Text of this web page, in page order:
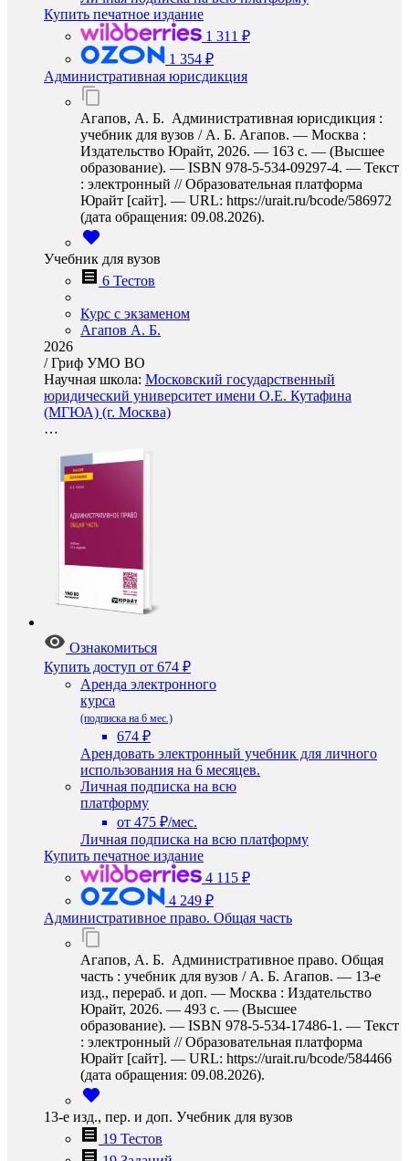
Купить печатное издание
1 311 ₽
1 354 ₽
Административная юрисдикция
Агапов, А. Б. Административная юрисдикция :
учебник для вузов / А. Б. Агапов. — Москва :
Издательство Юрайт, 2026. — 163 с. — (Высшее
образование). — ISBN 978-5-534-09297-4. — Текст
: электронный // Образовательная платформа
Юрайт [сайт]. — URL: https://urait.ru/bcode/586972
(дата обращения: 09.08.2026).
Учебник для вузов
6 Тестов
Курс с экзаменом
Агапов А. Б.
2026
/Гриф УМО ВО
Научная школа: Московский государственный
юридический университет имени О.Е. Кутафина
(МГЮА) (г. Москва)
…
Ознакомиться
Купить доступ от 674 ₽
Аренда электронного
курса
(подписка на 6 мес.)
674 ₽
Арендовать электронный учебник для личного
использования на 6 месяцев.
Личная подписка на всю
платформу
от 475 ₽/мес.
Личная подписка на всю платформу
Купить печатное издание
4 115 ₽
4 249 ₽
Административное право. Общая часть
Агапов, А. Б. Административное право. Общая
часть : учебник для вузов / А. Б. Агапов. — 13-е
изд., перераб. и доп. — Москва : Издательство
Юрайт, 2026. — 493 с. — (Высшее
образование). — ISBN 978-5-534-17486-1. — Текст
: электронный // Образовательная платформа
Юрайт [сайт]. — URL: https://urait.ru/bcode/584466
(дата обращения: 09.08.2026).
13-е изд., пер. и доп. Учебник для вузов
19 Тестов